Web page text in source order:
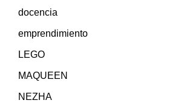
docencia
emprendimiento
LEGO
MAQUEEN
NEZHA